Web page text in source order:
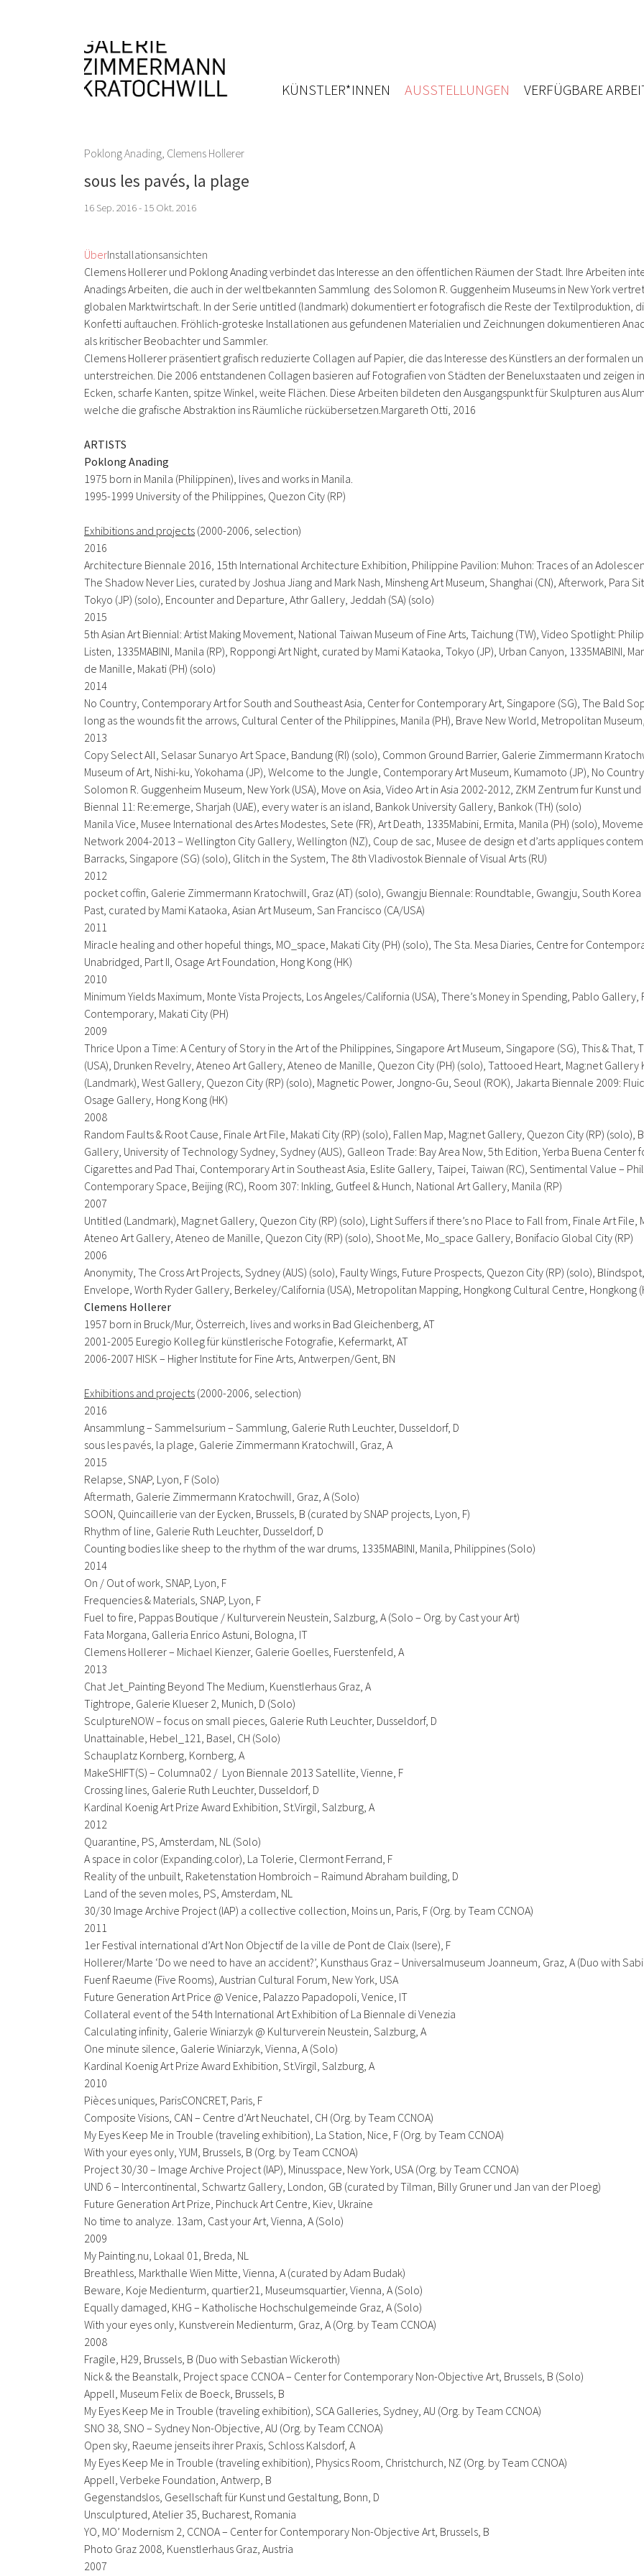
KÜNSTLER*INNEN AUSSTELLUNGEN VERFÜGBARE
Poklong Anading, Clemens Hollerer
sous les pavés, la plage
16 Sep. 2016 - 15 Okt. 2016
ÜberInstallationsansichten
Clemens Hollerer und Poklong Anading verbindet das Interesse an den öffentlichen Räumen der Stadt. Ihre Arbeiten
Anadings Arbeiten, die auch in der weltbekannten Sammlung des Solomon R. Guggenheim Museums in New York
globalen Marktwirtschaft. In der Serie untitled (landmark) dokumentiert er fotografisch die Reste der Textilproduktion,
Konfetti auftauchen. Fröhlich-groteske Installationen aus gefundenen Materialien und Zeichnungen dokumentieren
als kritischer Beobachter und Sammler.
Clemens Hollerer präsentiert grafisch reduzierte Collagen auf Papier, die das Interesse des Künstlers an der formalen
unterstreichen. Die 2006 entstandenen Collagen basieren auf Fotografien von Städten der Beneluxstaaten und zeigen
Ecken, scharfe Kanten, spitze Winkel, weite Flächen. Diese Arbeiten bildeten den Ausgangspunkt für Skulpturen aus
welche die grafische Abstraktion ins Räumliche rückübersetzen.Margareth Otti, 2016
ARTISTS
Poklong Anading
1975 born in Manila (Philippinen), lives and works in Manila.
1995-1999 University of the Philippines, Quezon City (RP)
Exhibitions and projects (2000-2006, selection)
2016
Architecture Biennale 2016, 15th International Architecture Exhibition, Philippine Pavilion: Muhon: Traces of an
The Shadow Never Lies, curated by Joshua Jiang and Mark Nash, Minsheng Art Museum, Shanghai (CN), Afterwork, Para
Tokyo (JP) (solo), Encounter and Departure, Athr Gallery, Jeddah (SA) (solo)
2015
5th Asian Art Biennial: Artist Making Movement, National Taiwan Museum of Fine Arts, Taichung (TW), Video Spotlight:
Listen, 1335MABINI, Manila (RP), Roppongi Art Night, curated by Mami Kataoka, Tokyo (JP), Urban Canyon, 1335MABINI,
de Manille, Makati (PH) (solo)
2014
No Country, Contemporary Art for South and Southeast Asia, Center for Contemporary Art, Singapore (SG), The Bald
long as the wounds fit the arrows, Cultural Center of the Philippines, Manila (PH), Brave New World, Metropolitan Museum
2013
Copy Select All, Selasar Sunaryo Art Space, Bandung (RI) (solo), Common Ground Barrier, Galerie Zimmermann
Museum of Art, Nishi-ku, Yokohama (JP), Welcome to the Jungle, Contemporary Art Museum, Kumamoto (JP), No
Solomon R. Guggenheim Museum, New York (USA), Move on Asia, Video Art in Asia 2002-2012, ZKM Zentrum fur Kunst
Biennal 11: Re:emerge, Sharjah (UAE), every water is an island, Bankok University Gallery, Bankok (TH) (solo)
Manila Vice, Musee International des Artes Modestes, Sete (FR), Art Death, 1335Mabini, Ermita, Manila (PH) (solo),
Network 2004-2013 – Wellington City Gallery, Wellington (NZ), Coup de sac, Musee de design et d’arts appliques
Barracks, Singapore (SG) (solo), Glitch in the System, The 8th Vladivostok Biennale of Visual Arts (RU)
2012
pocket coffin, Galerie Zimmermann Kratochwill, Graz (AT) (solo), Gwangju Biennale: Roundtable, Gwangju, South Korea
Past, curated by Mami Kataoka, Asian Art Museum, San Francisco (CA/USA)
2011
Miracle healing and other hopeful things, MO_space, Makati City (PH) (solo), The Sta. Mesa Diaries, Centre for
Unabridged, Part II, Osage Art Foundation, Hong Kong (HK)
2010
Minimum Yields Maximum, Monte Vista Projects, Los Angeles/California (USA), There’s Money in Spending, Pablo Gallery,
Contemporary, Makati City (PH)
2009
Thrice Upon a Time: A Century of Story in the Art of the Philippines, Singapore Art Museum, Singapore (SG), This & That,
(USA), Drunken Revelry, Ateneo Art Gallery, Ateneo de Manille, Quezon City (PH) (solo), Tattooed Heart, Mag:net Gallery
(Landmark), West Gallery, Quezon City (RP) (solo), Magnetic Power, Jongno-Gu, Seoul (ROK), Jakarta Biennale 2009:
Osage Gallery, Hong Kong (HK)
2008
Random Faults & Root Cause, Finale Art File, Makati City (RP) (solo), Fallen Map, Mag:net Gallery, Quezon City (RP) (solo),
Gallery, University of Technology Sydney, Sydney (AUS), Galleon Trade: Bay Area Now, 5th Edition, Yerba Buena Center
Cigarettes and Pad Thai, Contemporary Art in Southeast Asia, Eslite Gallery, Taipei, Taiwan (RC), Sentimental Value –
Contemporary Space, Beijing (RC), Room 307: Inkling, Gutfeel & Hunch, National Art Gallery, Manila (RP)
2007
Untitled (Landmark), Mag:net Gallery, Quezon City (RP) (solo), Light Suffers if there’s no Place to Fall from, Finale Art File,
Ateneo Art Gallery, Ateneo de Manille, Quezon City (RP) (solo), Shoot Me, Mo_space Gallery, Bonifacio Global City (RP)
2006
Anonymity, The Cross Art Projects, Sydney (AUS) (solo), Faulty Wings, Future Prospects, Quezon City (RP) (solo), Blindspot
Envelope, Worth Ryder Gallery, Berkeley/California (USA), Metropolitan Mapping, Hongkong Cultural Centre, Hongkong
Clemens Hollerer
1957 born in Bruck/Mur, Österreich, lives and works in Bad Gleichenberg, AT
2001-2005 Euregio Kolleg für künstlerische Fotografie, Kefermarkt, AT
2006-2007 HISK – Higher Institute for Fine Arts, Antwerpen/Gent, BN
Exhibitions and projects (2000-2006, selection)
2016
Ansammlung – Sammelsurium – Sammlung, Galerie Ruth Leuchter, Dusseldorf, D
sous les pavés, la plage, Galerie Zimmermann Kratochwill, Graz, A
2015
Relapse, SNAP, Lyon, F (Solo)
Aftermath, Galerie Zimmermann Kratochwill, Graz, A (Solo)
SOON, Quincaillerie van der Eycken, Brussels, B (curated by SNAP projects, Lyon, F)
Rhythm of line, Galerie Ruth Leuchter, Dusseldorf, D
Counting bodies like sheep to the rhythm of the war drums, 1335MABINI, Manila, Philippines (Solo)
2014
On / Out of work, SNAP, Lyon, F
Frequencies & Materials, SNAP, Lyon, F
Fuel to fire, Pappas Boutique / Kulturverein Neustein, Salzburg, A (Solo – Org. by Cast your Art)
Fata Morgana, Galleria Enrico Astuni, Bologna, IT
Clemens Hollerer – Michael Kienzer, Galerie Goelles, Fuerstenfeld, A
2013
Chat Jet_Painting Beyond The Medium, Kuenstlerhaus Graz, A
Tightrope, Galerie Klueser 2, Munich, D (Solo)
SculptureNOW – focus on small pieces, Galerie Ruth Leuchter, Dusseldorf, D
Unattainable, Hebel_121, Basel, CH (Solo)
Schauplatz Kornberg, Kornberg, A
MakeSHIFT(S) – Columna02 / Lyon Biennale 2013 Satellite, Vienne, F
Crossing lines, Galerie Ruth Leuchter, Dusseldorf, D
Kardinal Koenig Art Prize Award Exhibition, St.Virgil, Salzburg, A
2012
Quarantine, PS, Amsterdam, NL (Solo)
A space in color (Expanding.color), La Tolerie, Clermont Ferrand, F
Reality of the unbuilt, Raketenstation Hombroich – Raimund Abraham building, D
Land of the seven moles, PS, Amsterdam, NL
30/30 Image Archive Project (IAP) a collective collection, Moins un, Paris, F (Org. by Team CCNOA)
2011
1er Festival international d’Art Non Objectif de la ville de Pont de Claix (Isere), F
Hollerer/Marte ‘Do we need to have an accident?’, Kunsthaus Graz – Universalmuseum Joanneum, Graz, A (Duo with
Fuenf Raeume (Five Rooms), Austrian Cultural Forum, New York, USA
Future Generation Art Price @ Venice, Palazzo Papadopoli, Venice, IT
Collateral event of the 54th International Art Exhibition of La Biennale di Venezia
Calculating infinity, Galerie Winiarzyk @ Kulturverein Neustein, Salzburg, A
One minute silence, Galerie Winiarzyk, Vienna, A (Solo)
Kardinal Koenig Art Prize Award Exhibition, St.Virgil, Salzburg, A
2010
Pièces uniques, ParisCONCRET, Paris, F
Composite Visions, CAN – Centre d’Art Neuchatel, CH (Org. by Team CCNOA)
My Eyes Keep Me in Trouble (traveling exhibition), La Station, Nice, F (Org. by Team CCNOA)
With your eyes only, YUM, Brussels, B (Org. by Team CCNOA)
Project 30/30 – Image Archive Project (IAP), Minusspace, New York, USA (Org. by Team CCNOA)
UND 6 – Intercontinental, Schwartz Gallery, London, GB (curated by Tilman, Billy Gruner und Jan van der Ploeg)
Future Generation Art Prize, Pinchuck Art Centre, Kiev, Ukraine
No time to analyze. 13am, Cast your Art, Vienna, A (Solo)
2009
My Painting.nu, Lokaal 01, Breda, NL
Breathless, Markthalle Wien Mitte, Vienna, A (curated by Adam Budak)
Beware, Koje Medienturm, quartier21, Museumsquartier, Vienna, A (Solo)
Equally damaged, KHG – Katholische Hochschulgemeinde Graz, A (Solo)
With your eyes only, Kunstverein Medienturm, Graz, A (Org. by Team CCNOA)
2008
Fragile, H29, Brussels, B (Duo with Sebastian Wickeroth)
Nick & the Beanstalk, Project space CCNOA – Center for Contemporary Non-Objective Art, Brussels, B (Solo)
Appell, Museum Felix de Boeck, Brussels, B
My Eyes Keep Me in Trouble (traveling exhibition), SCA Galleries, Sydney, AU (Org. by Team CCNOA)
SNO 38, SNO – Sydney Non-Objective, AU (Org. by Team CCNOA)
Open sky, Raeume jenseits ihrer Praxis, Schloss Kalsdorf, A
My Eyes Keep Me in Trouble (traveling exhibition), Physics Room, Christchurch, NZ (Org. by Team CCNOA)
Appell, Verbeke Foundation, Antwerp, B
Gegenstandslos, Gesellschaft für Kunst und Gestaltung, Bonn, D
Unsculptured, Atelier 35, Bucharest, Romania
YO, MO’ Modernism 2, CCNOA – Center for Contemporary Non-Objective Art, Brussels, B
Photo Graz 2008, Kuenstlerhaus Graz, Austria
2007